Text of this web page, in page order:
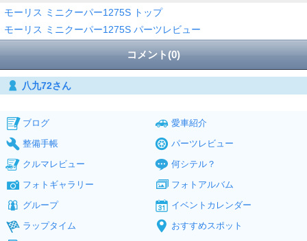
モーリス ミニクーパー1275S トップ
モーリス ミニクーパー1275S パーツレビュー
コメント(0)
八九72さん
ブログ
愛車紹介
整備手帳
パーツレビュー
クルマレビュー
何シテル？
フォトギャラリー
フォトアルバム
グループ
イベントカレンダー
ラップタイム
おすすめスポット